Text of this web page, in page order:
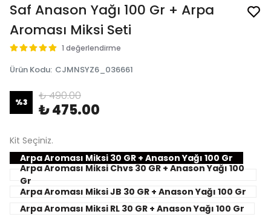
Saf Anason Yağı 100 Gr + Arpa
Aroması Miksi Seti
1 değerlendirme
Ürün Kodu: CJMNSYZ6_036661
%3 ₺ 490.00
₺ 475.00
Kit Seçiniz.
Arpa Aroması Miksi 30 GR + Anason Yağı 100 Gr
Arpa Aroması Miksi Chvs 30 GR + Anason Yağı 100
Gr
Arpa Aroması Miksi JB 30 GR + Anason Yağı 100 Gr
Arpa Aroması Miksi RL 30 GR + Anason Yağı 100 Gr